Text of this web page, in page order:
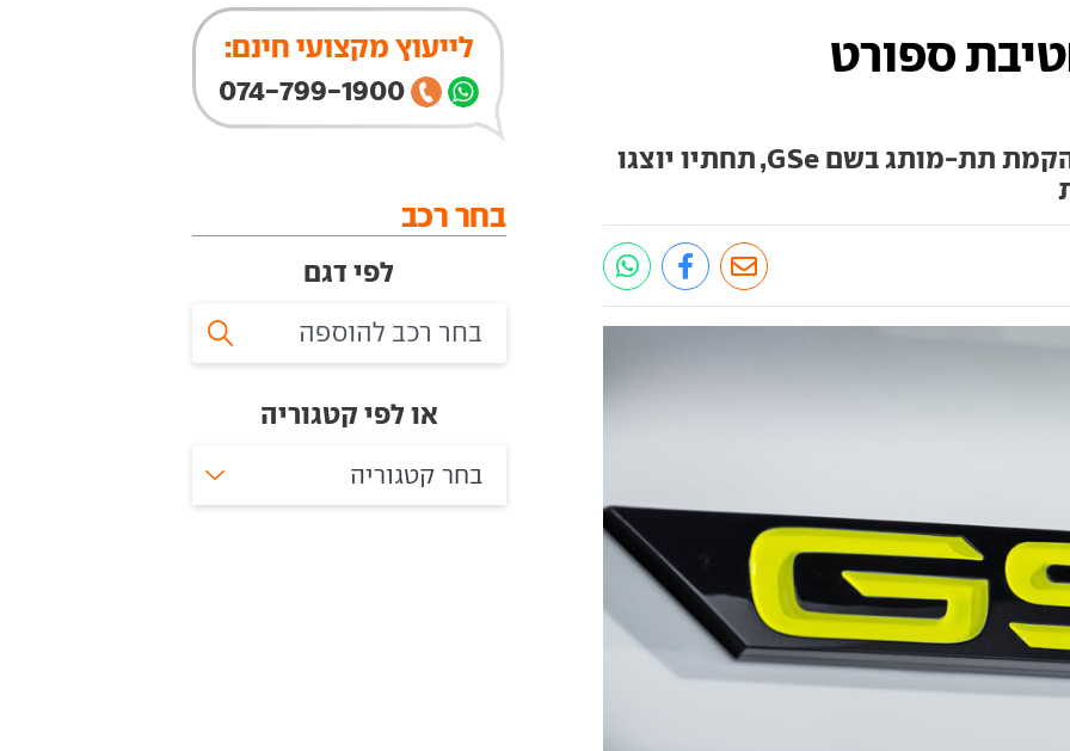
ספורט
היצרנית הגרמניה מכריזה על הקמת תת-מותג בשם GSe, תחתיו יוצגו
לייעוץ מקצועי חינם:
074-799-1900
בחר רכב
לפי דגם
או לפי קטגוריה
בחר קטגוריה